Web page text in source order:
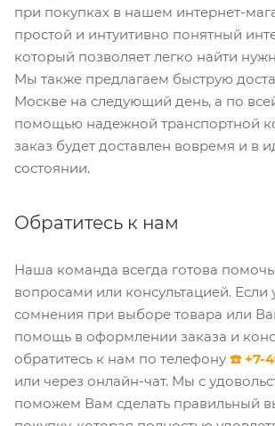
при покупках в нашем интернет-
простой и интуитивно понятный
который позволяет легко найти
Мы также предлагаем быструю
Москве на следующий день, а по
помощью надежной транспортной
заказ будет доставлен вовремя и в
состоянии.
Обратитесь к нам
Наша команда всегда готова
вопросами или консультацией. Если
сомнения при выборе товара или
помощь в оформлении заказа и
обратитесь к нам по телефону ☎️ +7-
или через онлайн-чат. Мы с
поможем Вам сделать правильный